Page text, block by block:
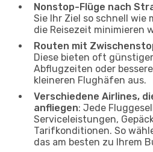
Nonstop-Flüge nach
Sie Ihr Ziel so schnell wie
die Reisezeit minimieren
Routen mit
Diese bieten oft
Abflugzeiten oder
kleineren Flughäfen aus.
Verschiedene Airlines,
anfliegen: Jede
Serviceleistungen,
Tarifkonditionen. So
das am besten zu Ihrem